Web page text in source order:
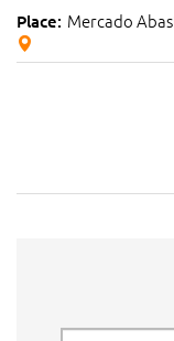
Place: Mercado